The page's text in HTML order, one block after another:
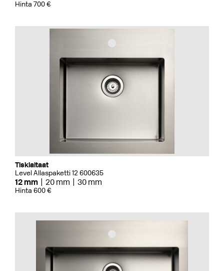
Hinta 700 €
Tiskialtaat
Level Allaspaketti 12 600635
12 mm 20 mm 30 mm
Hinta 600 €